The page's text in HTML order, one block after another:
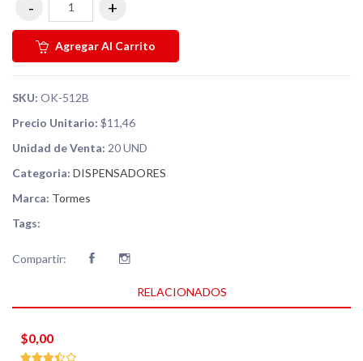
Agregar Al Carrito
SKU: OK-512B
Precio Unitario: $11,46
Unidad de Venta: 20 UND
Categoria: DISPENSADORES
Marca: Tormes
Tags:
Compartir:
RELACIONADOS
$0,00